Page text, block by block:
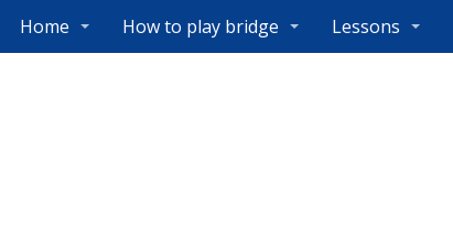
Home How to play bridge Lessons